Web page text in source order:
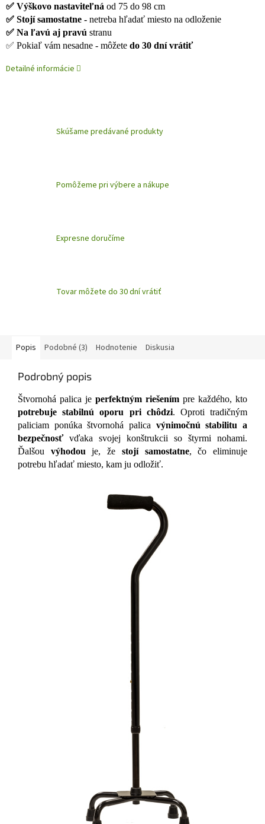
✅ Výškovo nastaviteľná od 75 do 98 cm
✅ Stojí samostatne - netreba hľadať miesto na odloženie
✅ Na ľavú aj pravú stranu
✅ Pokiaľ vám nesadne - môžete do 30 dní vrátiť
Detailné informácie
Skúšame predávané produkty
Pomôžeme pri výbere a nákupe
Expresne doručíme
Tovar môžete do 30 dní vrátiť
Popis Podobné (3) Hodnotenie Diskusia
Podrobný popis
Štvornohá palica je perfektným riešením pre každého, kto
potrebuje stabilnú oporu pri chôdzi. Oproti tradičným
paliciam ponúka štvornohá palica výnimočnú stabilitu a
bezpečnosťvďaka svojej konštrukcii so štyrmi nohami.
Ďalšou výhodouje, že stojí samostatne, čo eliminuje
potrebu hľadať miesto, kam ju odložiť.